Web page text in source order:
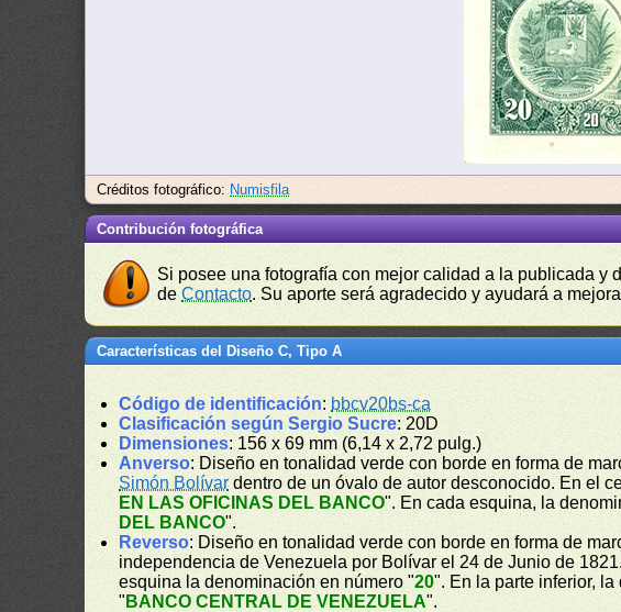
Créditos fotográfico: Numisfila
Contribución fotográfica
Si posee una fotografía con mejor calidad a la publicada
deContacto. Su aporte será agradecido y ayudará a
Características del Diseño C, Tipo A
Código de identificación: bbcv20bs-ca
Clasificación según Sergio Sucre: 20D
Dimensiones: 156 x 69 mm (6,14 x 2,72 pulg.)
Anverso: Diseño en tonalidad verde con borde en forma de
Simón Bolívardentro de un óvalo de autor desconocido. En el
EN LAS OFICINAS DEL BANCO". En cada esquina, la
DEL BANCO".
Reverso: Diseño en tonalidad verde con borde en forma de
independencia de Venezuela por Bolívar el 24 de Junio de
esquina la denominación en número "20". En la parte inferior,
" BANCO CENTRAL DE VENEZUELA".